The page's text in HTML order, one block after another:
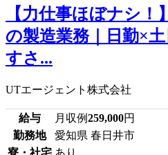
【力仕事ほぼナシ！
の製造業務｜日勤×
すさ...
UTエージェント株式会社
給与 月収例259,000円
勤務地
愛知県 春日井市
寮・社宅 あり